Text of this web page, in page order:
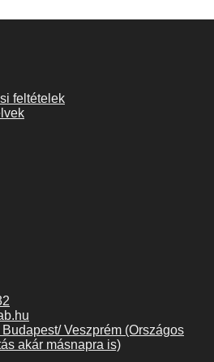
feltételek
Budapest/ Veszprém (Országos
akár másnapra is)